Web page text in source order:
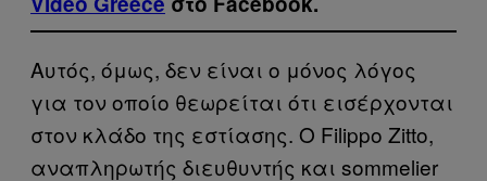
Αυτός, όμως, δεν είναι ο μόνος λόγος
για τον οποίο θεωρείται ότι εισέρχονται
στον κλάδο της εστίασης. Ο Filippo Zitto,
αναπληρωτής διευθυντής και sommelier